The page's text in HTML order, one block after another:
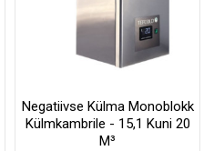
Negatiivse Külma Monoblokk
Külmkambrile - 15,1 Kuni 20
M³